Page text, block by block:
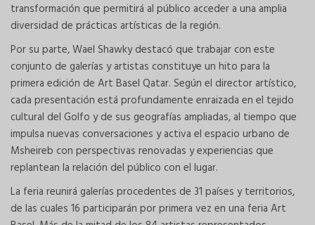
transformación que permitirá al público acceder a una amplia
diversidad de prácticas artísticas de la región.
Por su parte, Wael Shawky destacó que trabajar con este
conjunto de galerías y artistas constituye un hito para la
primera edición de Art Basel Qatar. Según el director artístico,
cada presentación está profundamente enraizada en el tejido
cultural del Golfo y de sus geografías ampliadas, al tiempo que
impulsa nuevas conversaciones y activa el espacio urbano de
Msheireb con perspectivas renovadas y experiencias que
replantean la relación del público con el lugar.
La feria reunirá galerías procedentes de 31 países y territorios,
de las cuales 16 participarán por primera vez en una feria Art